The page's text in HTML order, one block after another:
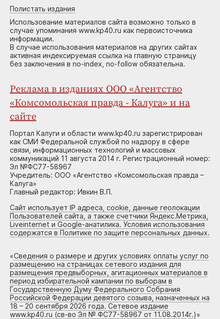
Полистать издания
Использование материалов сайта возможно только в
случае упоминания www.kp40.ru как первоисточника
информации.
В случае использования материалов на других сайтах
активная индексируемая ссылка на главную страницу
без заключения в no-index, no-follow обязательна.
Реклама в изданиях ООО «Агентство
«Комсомольская правда - Калуга» и на
сайте
Портал Калуги и области www.kp40.ru зарегистрирован
как СМИ Федеральной службой по надзору в сфере
связи, информационных технологий и массовых
коммуникаций 11 августа 2014 г. Регистрационный номер:
Эл №ФС77-58967
Учредитель: ООО «Агентство «Комсомольская правда –
Калуга»
Главный редактор: Ивкин В.П.
Сайт использует IP адреса, cookie, данные геолокации
Пользователей сайта, а также счетчики Яндекс.Метрика,
Liveinternet и Google-анатилика. Условия использования
содержатся в Политике по защите персональных данных.
«Сведения о размере и других условиях оплаты услуг по
размещению на страницах сетевого издания для
размещения предвыборных, агитационных материалов в
период избирательной кампании по выборам в
Государственную Думу Федерального Собрания
Российской Федерации девятого созыва, назначенных на
18 – 20 сентября 2026 года. Сетевое издание
www.kp40.ru (св-во Эл № ФС77-58967 от 11.08.2014г.)»